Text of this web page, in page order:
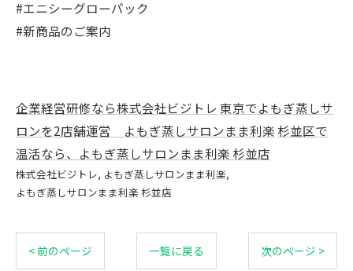
#エニシーグローパック
#新商品のご案内
企業経営研修なら株式会社ビジトレ 東京でよもぎ蒸しサ
ロンを2店舗運営 よもぎ蒸しサロンまま利楽 杉並区で
温活なら、よもぎ蒸しサロンまま利楽 杉並店
株式会社ビジトレ よもぎ蒸しサロンまま利楽
よもぎ蒸しサロンまま利楽 杉並店
< 前のページ 一覧に戻る 次のページ >